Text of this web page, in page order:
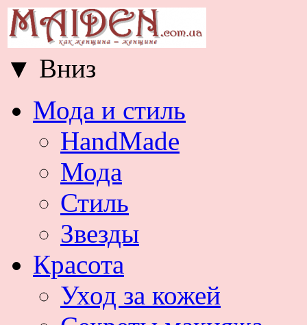
▼ Вниз
Мода и стиль
HandMade
Мода
Стиль
Звезды
Красота
Уход за кожей